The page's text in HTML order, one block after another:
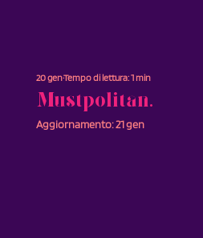
Mustpolitan.
20 genTempo di lettura: 1 min
Aggiornamento:21 gen